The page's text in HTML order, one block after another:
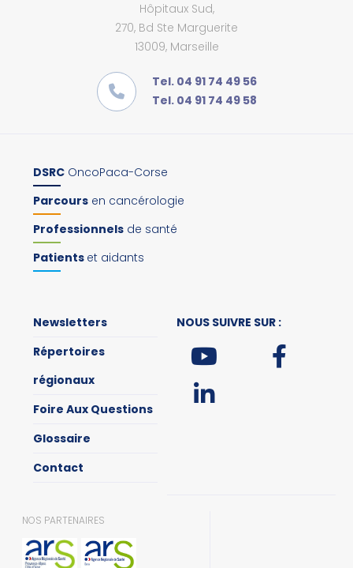
Hôpitaux Sud,
270, Bd Ste Marguerite
13009, Marseille
Tel. 04 91 74 49 56
Tel. 04 91 74 49 58
DSRC OncoPaca-Corse
Parcours en cancérologie
Professionnels de santé
Patients et aidants
Newsletters
Répertoires
régionaux
Foire Aux Questions
Glossaire
Contact
NOUS SUIVRE SUR :
NOS PARTENAIRES